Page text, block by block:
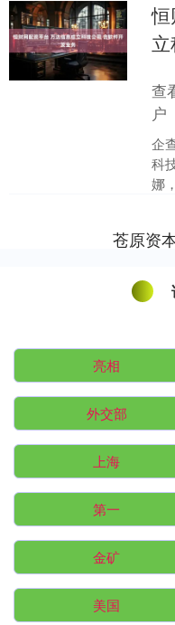
桩
查
户
企
科
娜
苍原资
亮相
外交部
上海
第一
金矿
美国